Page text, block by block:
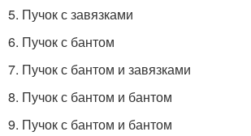
5. Пучок с завязками
6. Пучок с бантом
7. Пучок с бантом и завязками
8. Пучок с бантом и бантом
9. Пучок с бантом и бантом